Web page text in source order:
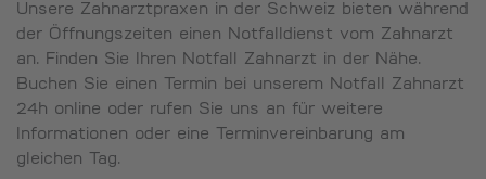
Unsere Zahnarztpraxen in der Schweiz bieten während
der Öffnungszeiten einen Notfalldienst vom Zahnarzt
an. Finden Sie Ihren Notfall Zahnarzt in der Nähe.
Buchen Sie einen Termin bei unserem Notfall Zahnarzt
24h online oder rufen Sie uns an für weitere
Informationen oder eine Terminvereinbarung am
gleichen Tag.